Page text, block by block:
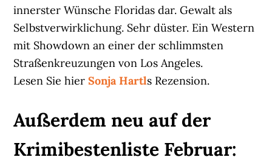
innerster Wünsche Floridas dar. Gewalt als
Selbstverwirklichung. Sehr düster. Ein Western
mit Showdown an einer der schlimmsten
Straßenkreuzungen von Los Angeles.
Lesen Sie hierSonja Hartls Rezension.
Außerdem neu auf der
Krimibestenliste Februar: